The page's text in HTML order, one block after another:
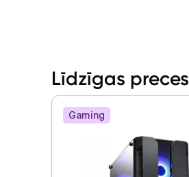
Līdzīgas preces
Gaming